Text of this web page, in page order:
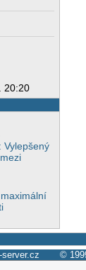
20:20
Vylepšený
©